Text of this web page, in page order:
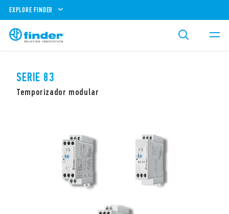
EXPLORE FINDER
SERIE 83
Temporizador modular